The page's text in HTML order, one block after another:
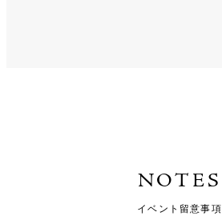
NOTES
イベント留意事項